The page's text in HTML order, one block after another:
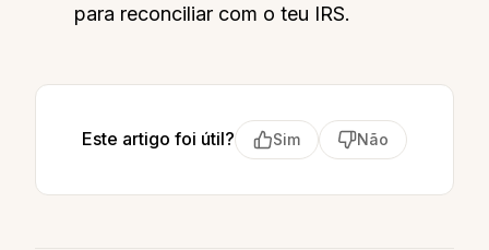
para reconciliar com o teu IRS.
Este artigo foi útil? Sim Não